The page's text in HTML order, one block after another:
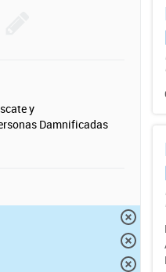
y
Damnificadas